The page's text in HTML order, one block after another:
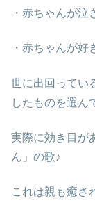
・赤ちゃんが泣
・赤ちゃんが好
世に出回ってい
したものを選ん
実際に効き目が
ん」の歌♪
これは親も癒さ